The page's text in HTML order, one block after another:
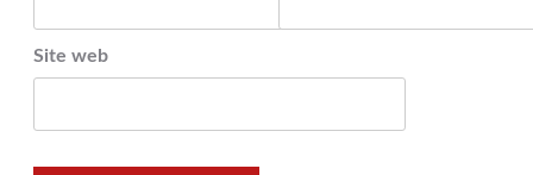
Site web